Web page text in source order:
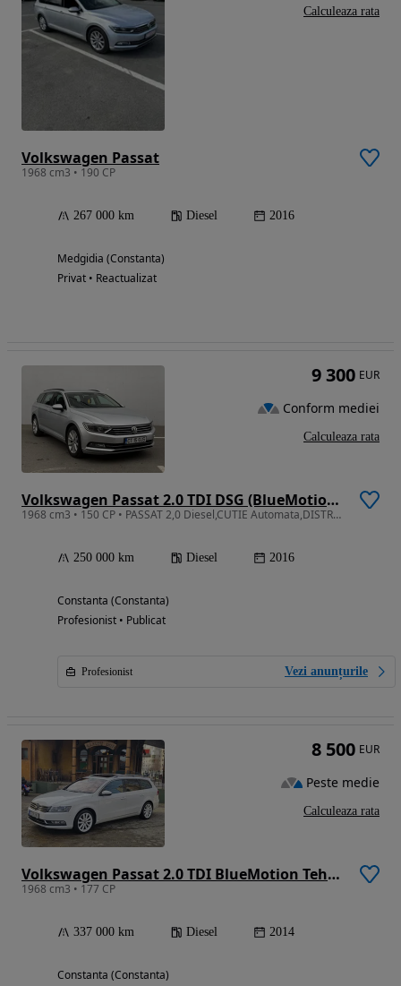
Volkswagen Passat
1968 cm3 • 190 CP
267 000 km Diesel 2016
Medgidia (Constanta)
Privat • Reactualizat
Calculeaza rata
Volkswagen Passat 2.0 TDI DSG (BlueMotion Technology) Comfortline
1968 cm3 • 150 CP • PASSAT 2,0 Diesel,CUTIE Automata,DISTRONIC,NAVI,Camera,Euro 6
250 000 km Diesel 2016
Constanta (Constanta)
Profesionist • Publicat
Profesionist Vezi anunțurile
9 300 EUR
Conform mediei
Calculeaza rata
Volkswagen Passat 2.0 TDI BlueMotion Tehnology 4Motion DSG Highline
1968 cm3 • 177 CP
337 000 km Diesel 2014
Constanta (Constanta)
8 500 EUR
Peste medie
Calculeaza rata